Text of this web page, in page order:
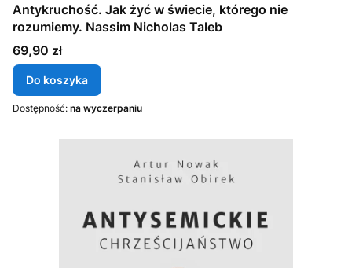
Antykruchość. Jak żyć w świecie, którego nie
rozumiemy. Nassim Nicholas Taleb
Cena
69,90 zł
Do koszyka
Dostępność: na wyczerpaniu